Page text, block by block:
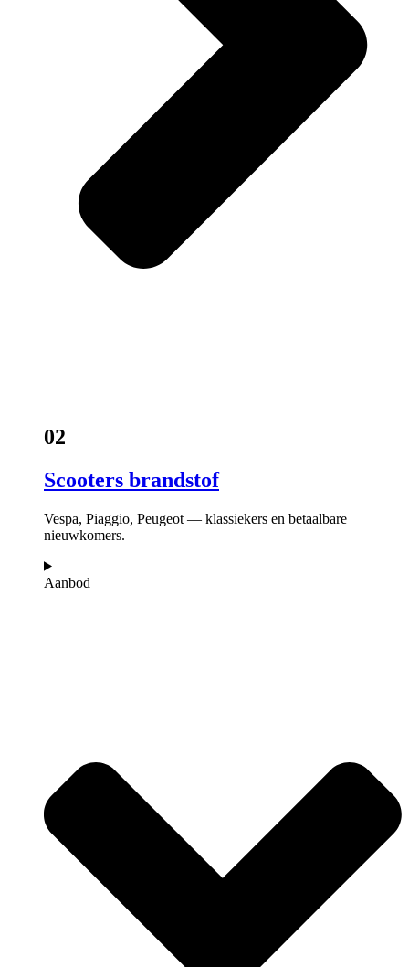
02
Scooters brandstof
Vespa, Piaggio, Peugeot — klassiekers en betaalbare
nieuwkomers.
Aanbod